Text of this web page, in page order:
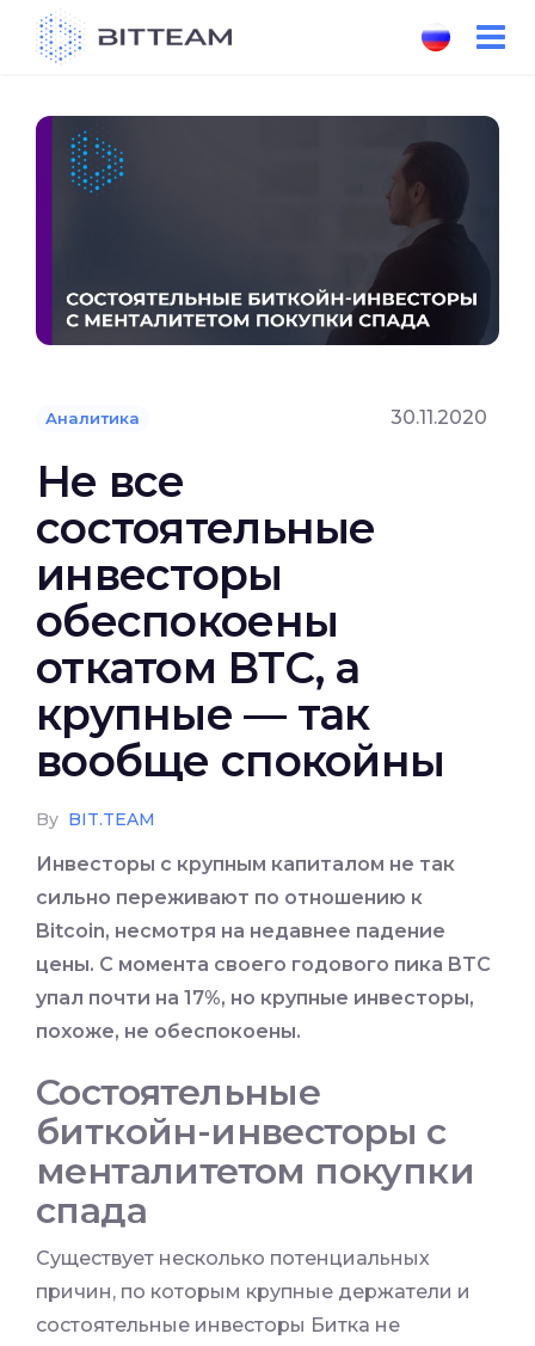
content
Аналитика 30.11.2020
Не все
состоятельные
инвесторы
обеспокоены
откатом ВТС, а
крупные — так
вообще спокойны
By BIT.TEAM
Инвесторы с крупным капиталом не так
сильно переживают по отношению к
Bitcoin, несмотря на недавнее падение
цены. С момента своего годового пика BTC
упал почти на 17%, но крупные инвесторы,
похоже, не обеспокоены.
Состоятельные
биткойн-инвесторы с
менталитетом покупки
спада
Существует несколько потенциальных
причин, по которым крупные держатели и
состоятельные инвесторы Битка не